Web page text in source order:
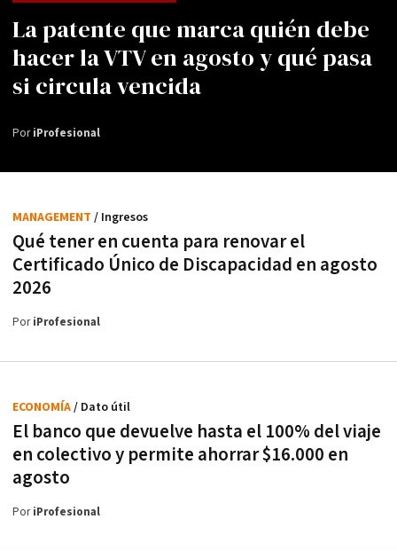
La patente que marca quién debe
hacer la VTV en agosto y qué pasa
si circula vencida
PoriProfesional
Qué tener en cuenta para renovar el
Certificado Único de Discapacidad en agosto
2026
MANAGEMENT / Ingresos
PoriProfesional
El banco que devuelve hasta el 100% del viaje
en colectivo y permite ahorrar $16.000 en
agosto
ECONOMÍA/ Dato útil
PoriProfesional